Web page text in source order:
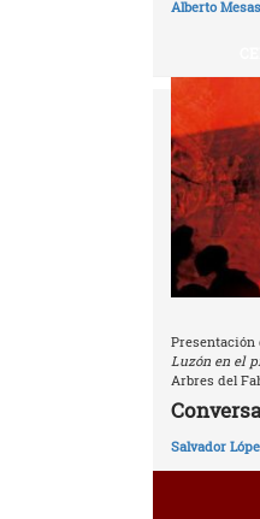
Alberto Mesas
Presentación
Luzón en el
Arbres del
Salvador